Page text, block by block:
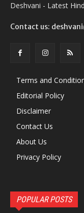
Deshvani - Latest
Contact us:
Terms and
Editorial Policy
Disclaimer
Contact Us
About Us
Privacy Policy
POPULAR POSTS